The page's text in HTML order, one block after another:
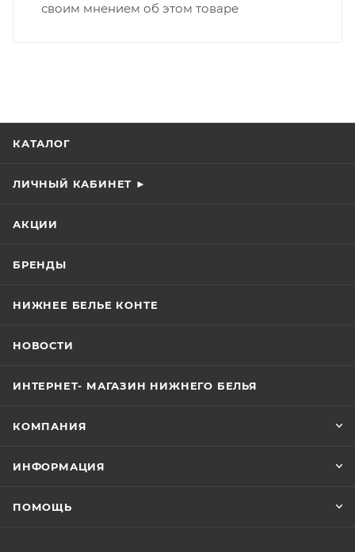
своим мнением об этом товаре
КАТАЛОГ
ЛИЧНЫЙ КАБИНЕТ ►
АКЦИИ
БРЕНДЫ
НИЖНЕЕ БЕЛЬЕ КОНТЕ
НОВОСТИ
ИНТЕРНЕТ- МАГАЗИН НИЖНЕГО БЕЛЬЯ
КОМПАНИЯ
ИНФОРМАЦИЯ
ПОМОЩЬ